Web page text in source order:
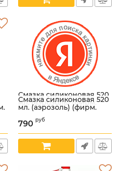
Смазка силиконовая 520
мл. (аэрозоль) (фирм.
упак. LECAR)
/LECAR000010210/
Артикул:
Смазка силиконовая 520
мл. (аэрозоль) (фирм.
упак. LECAR)
/LECAR000010210/
Артикул: 00000007014
790 руб